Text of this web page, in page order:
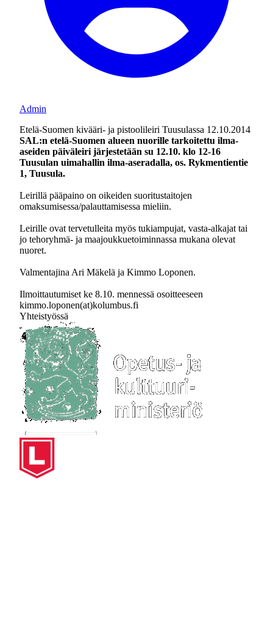
Admin
Etelä-Suomen kivääri- ja pistoolileiri Tuusulassa 12.10.2014
SAL:n etelä-Suomen alueen nuorille tarkoitettu ilma-
aseiden päiväleiri järjestetään su 12.10. klo 12-16
Tuusulan uimahallin ilma-aseradalla, os. Rykmentientie
1, Tuusula.
Leirillä pääpaino on oikeiden suoritustaitojen
omaksumisessa/palauttamisessa mieliin.
Leirille ovat tervetulleita myös tukiampujat, vasta-alkajat tai
jo tehoryhmä- ja maajoukkuetoiminnassa mukana olevat
nuoret.
Valmentajina Ari Mäkelä ja Kimmo Loponen.
Ilmoittautumiset ke 8.10. mennessä osoitteeseen
kimmo.loponen(at)kolumbus.fi
Yhteistyössä